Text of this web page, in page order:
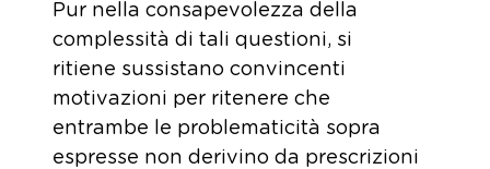
Pur nella consapevolezza della
complessità di tali questioni, si
ritiene sussistano convincenti
motivazioni per ritenere che
entrambe le problematicità sopra
espresse non derivino da prescrizioni